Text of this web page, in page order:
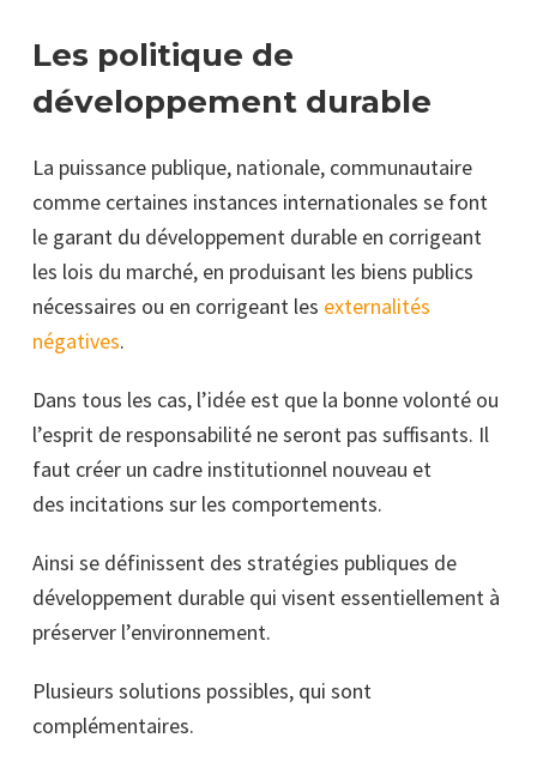
Les politique de
développement durable
La puissance publique, nationale, communautaire
comme certaines instances internationales se font
le garant du développement durable en corrigeant
les lois du marché, en produisant les biens publics
nécessaires ou en corrigeant les externalités
négatives.
Dans tous les cas, l’idée est que la bonne volonté ou
l’esprit de responsabilité ne seront pas suffisants. Il
faut créer un cadre institutionnel nouveau et
des incitations sur les comportements.
Ainsi se définissent des stratégies publiques de
développement durable qui visent essentiellement à
préserver l’environnement.
Plusieurs solutions possibles, qui sont
complémentaires.